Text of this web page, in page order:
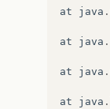
at java .
at java .
at java .
at java .